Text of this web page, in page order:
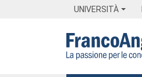
UNIVERSITÀ
Menu